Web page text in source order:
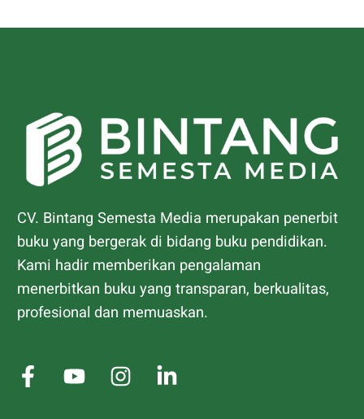
CV. Bintang Semesta Media merupakan penerbit
buku yang bergerak di bidang buku pendidikan.
Kami hadir memberikan pengalaman
menerbitkan buku yang transparan, berkualitas,
profesional dan memuaskan.